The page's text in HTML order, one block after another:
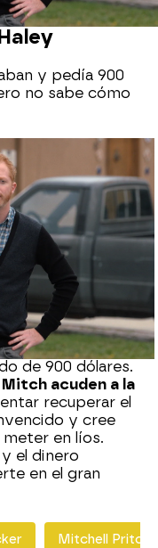
que
y pedía 900
no sabe cómo
17:32
Haley, la hija
por un
de 900 dólares.
acuden a la
recuperar el
y cree
en líos.
el dinero
en el gran
Mitchell